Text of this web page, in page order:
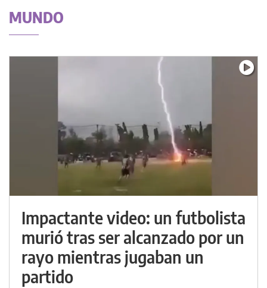
MUNDO
Impactante video: un futbolista
murió tras ser alcanzado por un
rayo mientras jugaban un
partido